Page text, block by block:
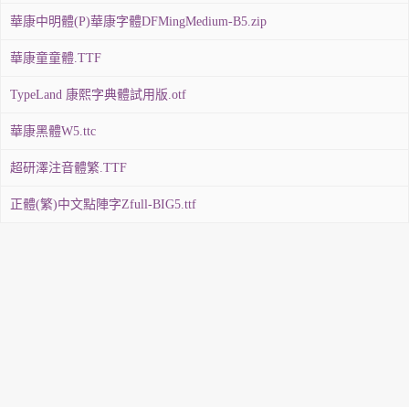
華康中明體(P)華康字體DFMingMedium-B5.zip
華康童童體.TTF
TypeLand 康熙字典體試用版.otf
華康黑體W5.ttc
超研澤注音體繁.TTF
正體(繁)中文點陣字Zfull-BIG5.ttf